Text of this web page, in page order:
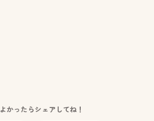
よかったらシェアしてね！